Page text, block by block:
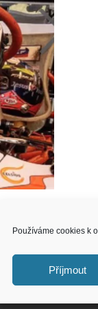
Používáme cookies k
Příjmout